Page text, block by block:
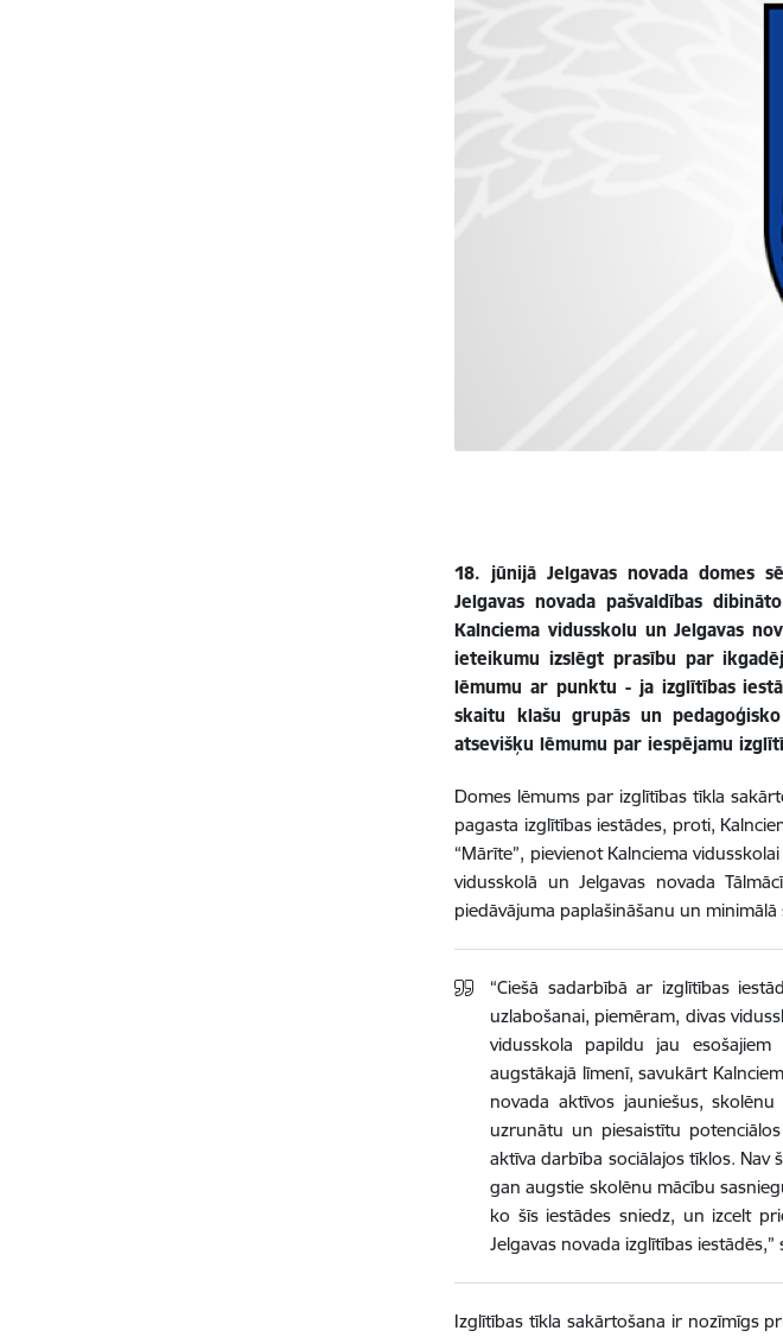
18. jūnijā Jelgavas novada domes
Jelgavas novada pašvaldības
Kalnciema vidusskolu un Jelgavas
ieteikumu izslēgt prasību par
lēmumu ar punktu - ja izglītības
skaitu klašu grupās un
atsevišķu lēmumu par iespējamu
Domes lēmums par izglītības tīkla
pagasta izglītības iestādes, proti,
“Mārīte”, pievienot Kalnciema
vidusskolā un Jelgavas novada
piedāvājuma paplašināšanu un
“Ciešā sadarbībā ar izglītības
uzlabošanai, piemēram, divas
vidusskola papildu jau
augstākajā līmenī, savukārt
novada aktīvos jauniešus,
uzrunātu un piesaistītu
aktīva darbība sociālajos tīklos.
gan augstie skolēnu mācību
ko šīs iestādes sniedz, un izcelt
Jelgavas novada izglītības
Izglītības tīkla sakārtošana ir nozīmīgs